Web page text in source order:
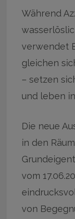
Während
verwendet
gleichen
– setzen
und leben
Die neue
in den
vom
von